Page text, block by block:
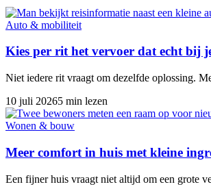
Auto & mobiliteit
Kies per rit het vervoer dat echt bij
Niet iedere rit vraagt om dezelfde oplossing.
10 juli 20265 min lezen
Wonen & bouw
Meer comfort in huis met kleine
Een fijner huis vraagt niet altijd om een grote